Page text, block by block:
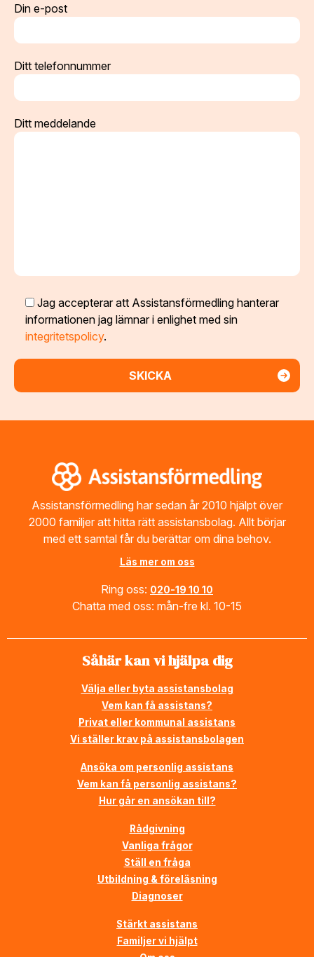
Din e-post
Ditt telefonnummer
Ditt meddelande
Jag accepterar att Assistansförmedling hanterar
informationen jag lämnar i enlighet med sin
integritetspolicy.
Assistansförmedling har sedan år 2010 hjälpt över
2000 familjer att hitta rätt assistansbolag. Allt börjar
med ett samtal får du berättar om dina behov.
Läs mer om oss
Ring oss: 020-19 10 10
Chatta med oss: mån-fre kl. 10-15
Såhär kan vi hjälpa dig
Välja eller byta assistansbolag
Vem kan få assistans?
Privat eller kommunal assistans
Vi ställer krav på assistansbolagen
Ansöka om personlig assistans
Vem kan få personlig assistans?
Hur går en ansökan till?
Rådgivning
Vanliga frågor
Ställ en fråga
Utbildning & föreläsning
Diagnoser
Stärkt assistans
Familjer vi hjälpt